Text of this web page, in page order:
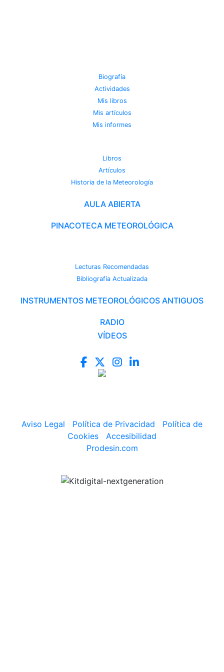
Biografía
Actividades
Mis libros
Mis artículos
Mis informes
Libros
Artículos
Historia de la Meteorología
AULA ABIERTA
PINACOTECA METEOROLÓGICA
Lecturas Recomendadas
Bibliografía Actualizada
INSTRUMENTOS METEOROLÓGICOS ANTIGUOS
RADIO
VÍDEOS
Aviso Legal Política de Privacidad
Política de
Cookies
Accesibilidad
Prodesin.com